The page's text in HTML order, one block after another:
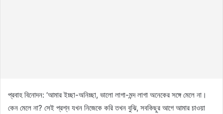
প্রবাহ বিনোদন: ‘আমার ইচ্ছা-অনিচ্ছা, ভালো লাগা-মন্দ লাগা অনেকের সঙ্গে মেলে না।
কেন মেলে না? সেই প্রশ্ন যখন নিজেকে করি তখন বুঝি, সবকিছুর আগে আমার চাওয়া